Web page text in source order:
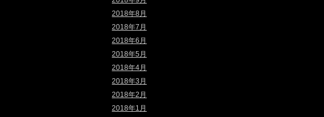
2018年8月
2018年7月
2018年6月
2018年5月
2018年4月
2018年3月
2018年2月
2018年1月